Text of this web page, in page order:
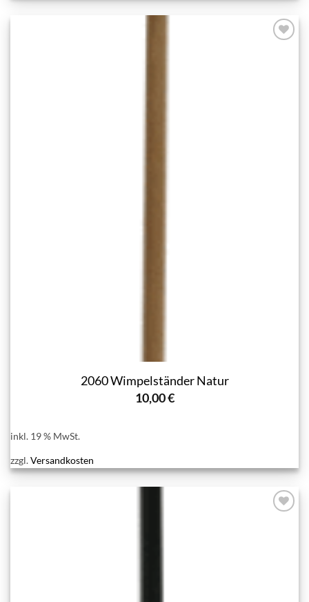
2060 Wimpelständer Natur
10,00€
inkl. 19 % MwSt.
zzgl.Versandkosten